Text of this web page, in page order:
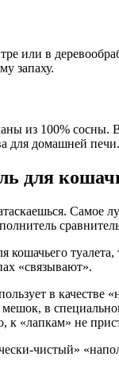
или в
запаху.
из 100% сосны.
для домашней печи.
для
Самое
кошачьего
«связывают».
в качестве
в
к «лапкам» не
чистый»